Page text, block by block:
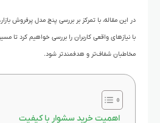
در این مقاله، با تمرکز بر بررسی پنج مدل پرفروش
با نیازهای واقعی کاربران را بررسی خواهیم کرد تا
مخاطبان شفاف‌تر و هدفمندتر شود.
اهمیت خرید سشوار با کیفیت